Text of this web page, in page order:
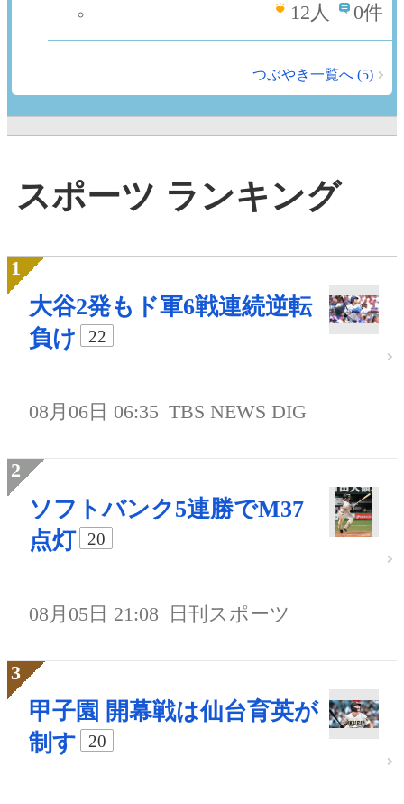
12人 0件
つぶやき一覧へ (5)
スポーツ ランキング
大谷2発もド軍6戦連続逆転
負け
22
08月06日 06:35 TBS NEWS DIG
ソフトバンク5連勝でM37
点灯
20
08月05日 21:08 日刊スポーツ
甲子園 開幕戦は仙台育英が
制す
20